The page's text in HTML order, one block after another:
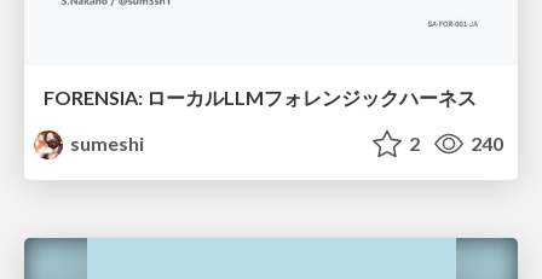
FORENSIA: ローカルLLMフォレンジックハーネス
sumeshi
2 240